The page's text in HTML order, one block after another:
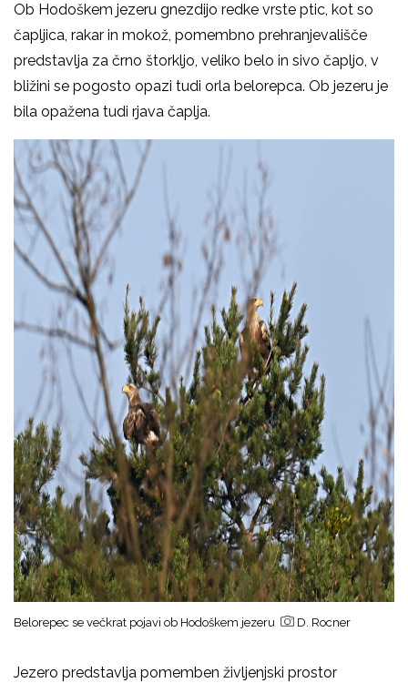
Ob Hodoškem jezeru gnezdijo redke vrste ptic, kot so
čapljica, rakar in mokož, pomembno prehranjevališče
predstavlja za črno štorkljo, veliko belo in sivo čapljo, v
bližini se pogosto opazi tudi orla belorepca. Ob jezeru je
bila opažena tudi rjava čaplja.
Belorepec se večkrat pojavi ob Hodoškem jezeru D. Rocner
Jezero predstavlja pomemben življenjski prostor